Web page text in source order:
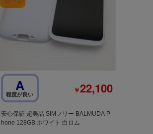
A
程度が良い ￥22,100
安心保証 超美品 SIMフリー BALMUDA P
hone 128GB ホワイト 白ロム